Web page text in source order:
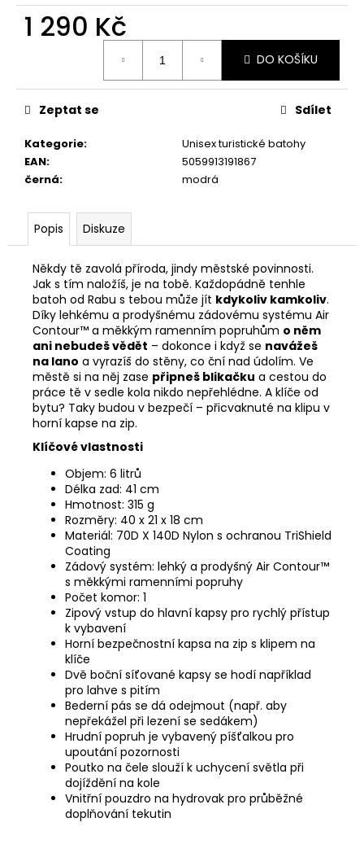
1 290 Kč
DO KOŠÍKU
Kategorie:
Unisex turistické batohy
EAN:
5059913191867
černá: modrá
Zeptat se Sdílet
Popis Diskuze
Někdy tě zavolá příroda, jindy městské povinnosti.
Jak s tím naložíš, je na tobě. Každopádně tenhle
batoh od Rabu s tebou může jít kdykoliv kamkoliv.
Díky lehkému a prodyšnému zádovému systému Air
Contour™ a měkkým ramenním popruhům o něm
ani nebudeš vědět – dokonce i když se navážeš
na lano a vyrazíš do stěny, co ční nad údolím. Ve
městě si na něj zase připneš blikačku a cestou do
práce tě v sedle kola nikdo nepřehlédne. A klíče od
bytu? Taky budou v bezpečí – přicvaknuté na klipu v
horní kapse na zip.
Klíčové vlastnosti
Objem: 6 litrů
Délka zad: 41 cm
Hmotnost: 315 g
Rozměry: 40 x 21 x 18 cm
Materiál: 70D X 140D Nylon s ochranou TriShield
Coating
Zádový systém: lehký a prodyšný Air Contour™
s měkkými ramenními popruhy
Počet komor: 1
Zipový vstup do hlavní kapsy pro rychlý přístup
k vybavení
Horní bezpečnostní kapsa na zip s klipem na
klíče
Dvě boční síťované kapsy se hodí například
pro lahve s pitím
Bederní pás se dá odejmout (např. aby
nepřekážel při lezení se sedákem)
Hrudní popruh je vybavený píšťalkou pro
upoutání pozornosti
Poutko na čele slouží k uchycení světla při
dojíždění na kole
Vnitřní pouzdro na hydrovak pro průběžné
doplňování tekutin
e
m
2418511
898
Kč